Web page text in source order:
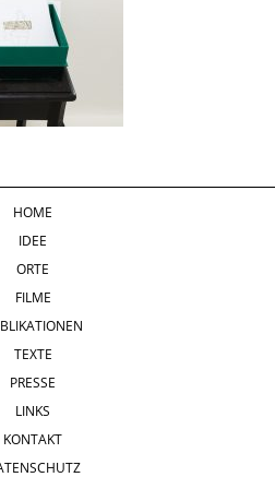
HOME
IDEE
ORTE
FILME
TEXTE
PRESSE
LINKS
KONTAKT